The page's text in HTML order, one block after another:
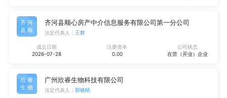
齐河
县顺
齐河县顺心房产中介信息服务有限公司第一分公司
法定代表人： 王辉
成立日期
2026-07-28
注册资本
0.00
公司状态
在营（开业）企业
欣睿
生物
广州欣睿生物科技有限公司
法定代表人： 郭晓晴